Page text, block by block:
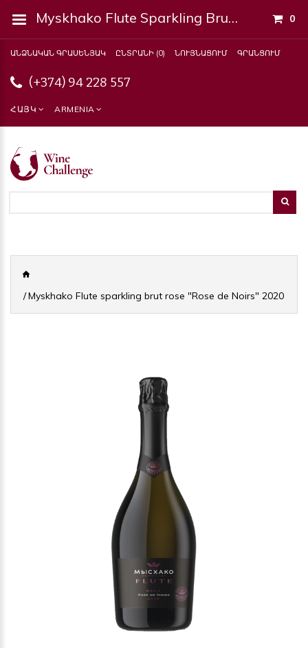
ԱՆՁՆԱԿԱՆ ԳՐԱՍԵՆՅԱԿ ԸՆՏՐԱՆԻ (0) ՆՈՒՅՆԱՑՈՒՄ ԳՐԱՆՑՈՒՄ
(+374) 94 228 557
0
ՀԱՅԿ ARMENIA
Myskhako Flute sparkling brut rose "Rose de Noirs" 2020
Myskhako Flute Sparkling Brut Rose "Rose De Noirs" 2020